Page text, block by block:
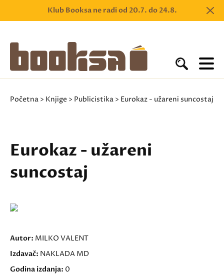
Klub Booksa ne radi od 20.7. do 24.8.
Početna > Knjige > Publicistika > Eurokaz - užareni suncostaj
Eurokaz - užareni
suncostaj
Autor: MILKO VALENT
Izdavač: NAKLADA MD
Godina izdanja: 0